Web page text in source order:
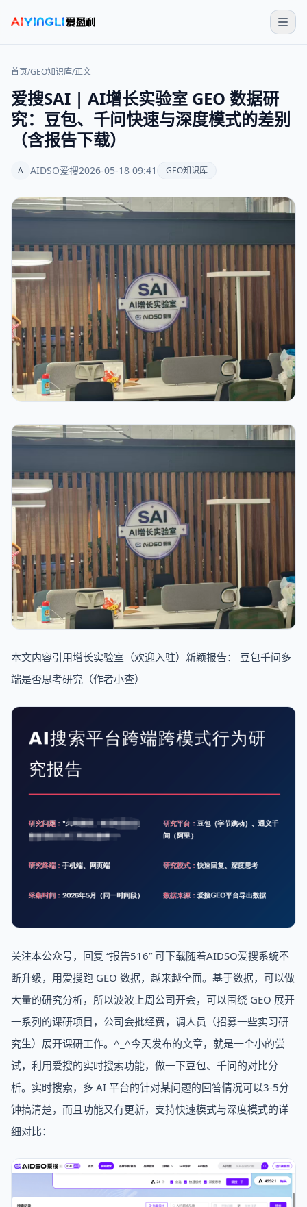
首页/GEO知识库/正文
爱搜SAI | AI增长实验室 GEO 数据研
究：豆包、千问快速与深度模式的差别
（含报告下载）
A AIDSO爱搜2026-05-18 09:41 GEO知识库
本文内容引用增长实验室（欢迎入驻）新颖报告： 豆包千问多
端是否思考研究（作者小查）
关注本公众号，回复 “报告516” 可下载随着AIDSO爱搜系统不
断升级，用爱搜跑 GEO 数据，越来越全面。基于数据，可以做
大量的研究分析，所以波波上周公司开会，可以围绕 GEO 展开
一系列的课研项目，公司会批经费，调人员（招募一些实习研
究生）展开课研工作。^_^今天发布的文章，就是一个小的尝
试，利用爱搜的实时搜索功能，做一下豆包、千问的对比分
析。实时搜索，多 AI 平台的针对某问题的回答情况可以3-5分
钟搞清楚，而且功能又有更新，支持快速模式与深度模式的详
细对比：